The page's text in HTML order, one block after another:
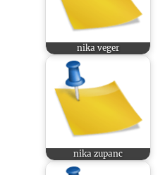
nika veger
nika zupanc